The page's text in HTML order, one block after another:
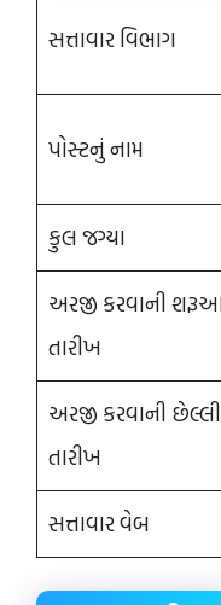
સત્તાવાર વિભાગ
પોસ્ટનું નામ
કુલ જગ્યા
અરજી કરવાની
તારીખ
અરજી કરવાની છેલ્લી
તારીખ
સત્તાવાર વેબ